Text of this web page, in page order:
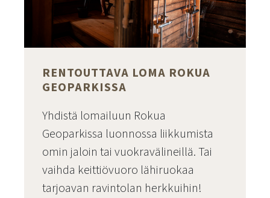
RENTOUTTAVA LOMA ROKUA
GEOPARKISSA
Yhdistä lomailuun Rokua
Geoparkissa luonnossa liikkumista
omin jaloin tai vuokravälineillä. Tai
vaihda keittiövuoro lähiruokaa
tarjoavan ravintolan herkkuihin!